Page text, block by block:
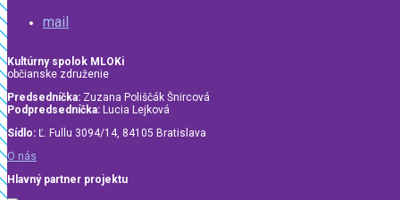
mail
Kultúrny spolok MLOKi
občianske združenie
Predsedníčka: Zuzana Poliščák Šnircová
Podpredsedníčka: Lucia Lejková
Sídlo: Ľ. Fullu 3094/14, 84105 Bratislava
O nás
Hlavný partner projektu